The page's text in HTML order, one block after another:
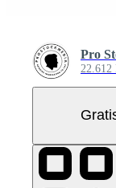
Pro
22.612